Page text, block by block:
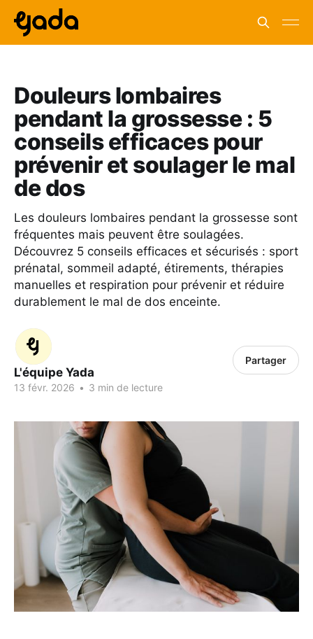
Douleurs lombaires
pendant la grossesse : 5
conseils efficaces pour
prévenir et soulager le mal
de dos
Les douleurs lombaires pendant la grossesse sont
fréquentes mais peuvent être soulagées.
Découvrez 5 conseils efficaces et sécurisés : sport
prénatal, sommeil adapté, étirements, thérapies
manuelles et respiration pour prévenir et réduire
durablement le mal de dos enceinte.
L'équipe Yada
13 févr. 2026 • 3 min de lecture
Partager